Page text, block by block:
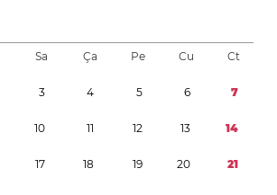
Sa Ça Pe Cu Ct
3 4 5 6 7
10 11 12 13 14
17 18 19 20 21